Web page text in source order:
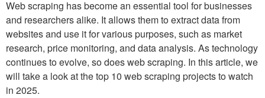
Web scraping has become an essential tool for businesses
and researchers alike. It allows them to extract data from
websites and use it for various purposes, such as market
research, price monitoring, and data analysis. As technology
continues to evolve, so does web scraping. In this article, we
will take a look at the top 10 web scraping projects to watch
in 2025.